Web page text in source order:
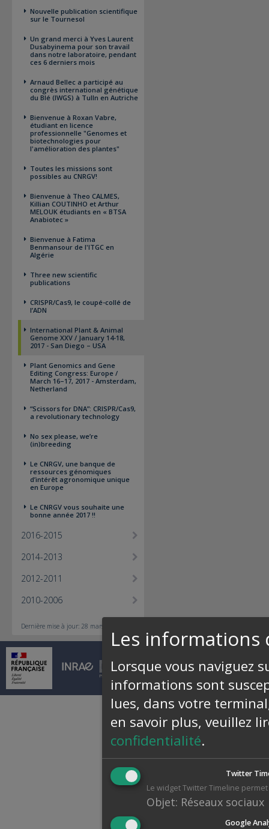
Nouvelle publication scientifique
sur le Tournesol
Un grand merci à Yves Laurent
Dusabyinema pour son travail
dans notre laboratoire, pendant
ces 6 derniers mois
Arnaud Bellec a participé au
congrès international génétique
du Blé (IWGS) à Tulln en Autriche
Bienvenue à Roxan Vabre,
étudiant en licence
professionnelle "Genomes et
biotechnologies pour
l'amélioration des plantes"
Toutes les missions sont
possibles au CNRGV!
Bienvenue à Theo CALMES,
Killian COUTINHO et Arthur
MELOUK étudiants en « BTSA
Anabiotec »
Bienvenue à Fatima
Benmansour de l'ITGC en
Algérie
Three new scientific
publications
CRISPR/Cas9, le coupé-collé de
l’ADN
International Plant & Animal
Genome XXV / January 14-18,
2017 - San Diego – USA
Plant Genomics and Gene
Editing Congress: Europe /
March 16–17, 2017 - Amsterdam,
Netherland
“Scissors for DNA”: CRISPR/Cas9,
a revolutionary technology
No sex please, we’re
(in)breeding
Le CNRGV, une banque de
ressources génomiques
d’intérêt agronomique unique
en Europe
Le CNRGV vous souhaite une
bonne année 2017 !!
2016-2015
2014-2013
2012-2011
2010-2006
Dernière mise à jour: 28 mars 2017
© INRAE 2026 | Contact|
Les informations
Lorsque vous naviguez
informations sont
lues, dans votre
en savoir plus, veuillez
confidentialité.
Twitter
Le widget Twitter Timeline
Objet: Réseaux sociaux
Google